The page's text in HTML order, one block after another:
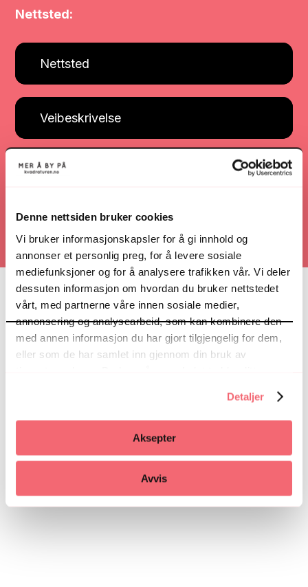
Denne nettsiden bruker cookies
Vi bruker informasjonskapsler for å gi innhold og
annonser et personlig preg, for å levere sosiale
mediefunksjoner og for å analysere trafikken vår. Vi deler
dessuten informasjon om hvordan du bruker nettstedet
vårt, med partnerne våre innen sosiale medier,
annonsering og analysearbeid, som kan kombinere den
med annen informasjon du har gjort tilgjengelig for dem,
eller som de har samlet inn gjennom din bruk av
Detaljer
Aksepter
Avvis
Nettsted:
Nettsted
Veibeskrivelse
Ring